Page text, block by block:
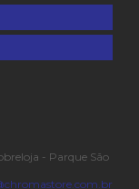
- Parque São